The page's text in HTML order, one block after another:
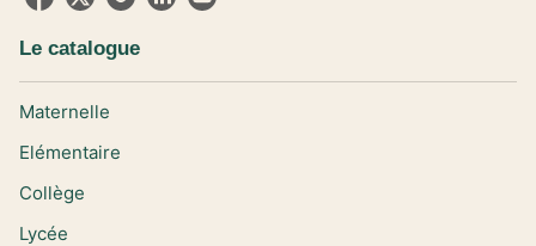
Le catalogue
Maternelle
Elémentaire
Collège
Lycée